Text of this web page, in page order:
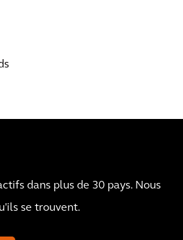
dans plus de 30 pays. Nous
se trouvent.